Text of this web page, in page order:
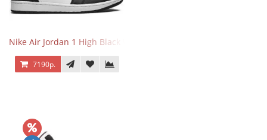
Nike Air Jordan 1 High Black White
7190р.